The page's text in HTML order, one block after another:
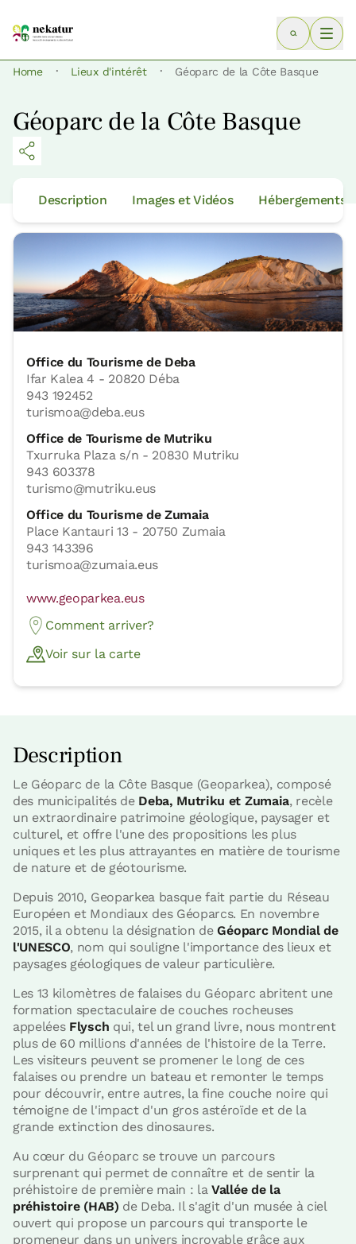
Home · Lieux d'intérêt · Géoparc de la Côte Basque
Géoparc de la Côte Basque
Description Images et Vidéos Hébergements
Office du Tourisme de Deba
Ifar Kalea 4 - 20820 Déba
943 192452
turismoa@deba.eus
Office de Tourisme de Mutriku
Txurruka Plaza s/n - 20830 Mutriku
943 603378
turismo@mutriku.eus
Office du Tourisme de Zumaia
Place Kantauri 13 - 20750 Zumaia
943 143396
turismoa@zumaia.eus
www.geoparkea.eus
Comment arriver?
Voir sur la carte
Description
Le Géoparc de la Côte Basque (Geoparkea), composé
des municipalités de Deba, Mutriku et Zumaia, recèle
un extraordinaire patrimoine géologique, paysager et
culturel, et offre l'une des propositions les plus
uniques et les plus attrayantes en matière de tourisme
de nature et de géotourisme.
Depuis 2010, Geoparkea basque fait partie du Réseau
Européen et Mondiaux des Géoparcs. En novembre
2015, il a obtenu la désignation deGéoparc Mondial de
l'UNESCO, nom qui souligne l'importance des lieux et
paysages géologiques de valeur particulière.
Les 13 kilomètres de falaises du Géoparc abritent une
formation spectaculaire de couches rocheuses
appelées Flysch qui, tel un grand livre, nous montrent
plus de 60 millions d'années de l'histoire de la Terre.
Les visiteurs peuvent se promener le long de ces
falaises ou prendre un bateau et remonter le temps
pour découvrir, entre autres, la fine couche noire qui
témoigne de l'impact d'un gros astéroïde et de la
grande extinction des dinosaures.
Au cœur du Géoparc se trouve un parcours
surprenant qui permet de connaître et de sentir la
préhistoire de première main : laVallée de la
préhistoire (HAB) de Deba. Il s'agit d'un musée à ciel
ouvert qui propose un parcours qui transporte le
promeneur dans un univers incroyable grâce aux